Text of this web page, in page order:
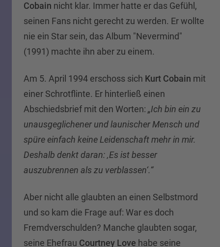
Cobain nicht klar. Immer hatte er das Gefühl,
seinen Fans nicht gerecht zu werden. Er wollte
nie ein Star sein, das Album "Nevermind"
(1991) machte ihn aber zu einem.
Am 5. April 1994 erschoss sich Kurt Cobain mit
einer Schrotflinte. Er hinterließ einen
Abschiedsbrief mit den Worten: „Ich bin ein zu
unausgeglichener und launischer Mensch und
spüre einfach keine Leidenschaft mehr in mir.
Deshalb denkt daran: ‚Es ist besser
auszubrennen als zu verblassen‘.“
Aber nicht alle glaubten an einen Selbstmord
und so kam die Frage auf: War es doch
Fremdverschulden? Manche glaubten sogar,
seine Ehefrau Courtney Love habe seine